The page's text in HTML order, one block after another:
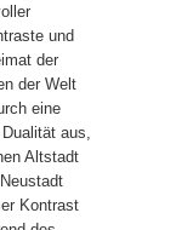
und
der
der Welt
eine
aus,
Altstadt
Kontrast